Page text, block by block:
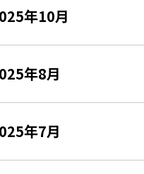
年10月
年8月
年7月